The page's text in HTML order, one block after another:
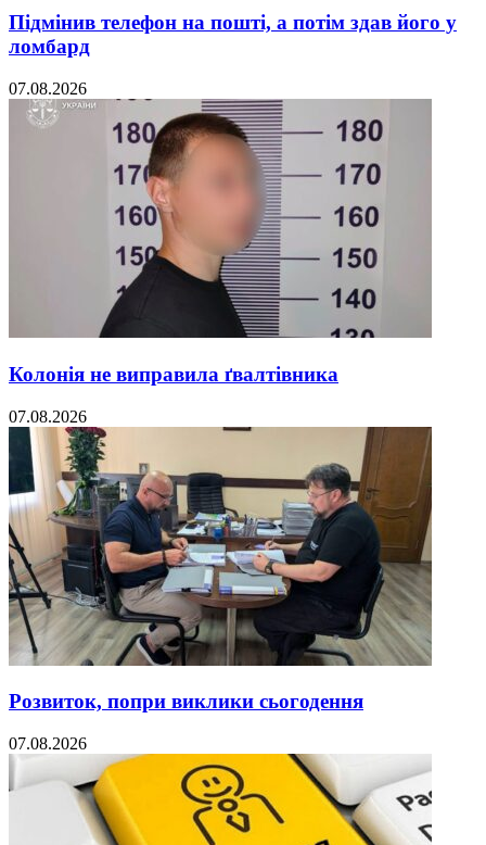
Підмінив телефон на пошті, а потім здав його у
ломбард
07.08.2026
Колонія не виправила ґвалтівника
07.08.2026
Розвиток, попри виклики сьогодення
07.08.2026